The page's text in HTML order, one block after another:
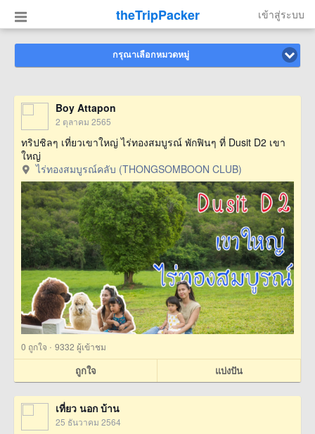
theTripPacker เข้าสู่ระบบ
กรุณาเลือกหมวดหมู่
Boy Attapon
2 ตุลาคม 2565
ทริปชิลๆ เที่ยวเขาใหญ่ ไร่ทองสมบูรณ์ พักฟินๆ ที่ Dusit D2 เขา
ใหญ่
ไร่ทองสมบูรณ์คลับ (THONGSOMBOON CLUB)
0 ถูกใจ · 9332 ผู้เข้าชม
ถูกใจ แบ่งปัน
เที่ยว นอก บ้าน
25 ธันวาคม 2564